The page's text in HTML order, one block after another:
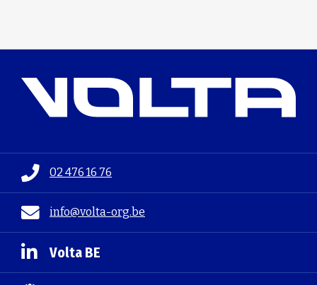
02 476 16 76
info@volta-org.be
Volta BE